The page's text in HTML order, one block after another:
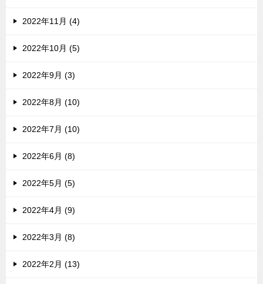
2022年11月 (4)
2022年10月 (5)
2022年9月 (3)
2022年8月 (10)
2022年7月 (10)
2022年6月 (8)
2022年5月 (5)
2022年4月 (9)
2022年3月 (8)
2022年2月 (13)